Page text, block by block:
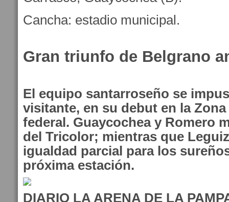
Cancha: estadio municipal.
Gran triunfo de Belgrano
El equipo santarroseño se
visitante, en su debut en la
federal. Guaycochea y Romero
del Tricolor; mientras que
igualdad parcial para los
próxima estación.
DIARIO LA ARENA DE LA